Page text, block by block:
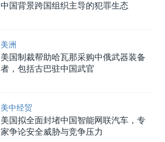
中国背景跨国组织主导的犯罪生态
美洲
美国制裁帮助哈瓦那采购中俄武器装备
者，包括古巴驻中国武官
美中经贸
美国拟全面封堵中国智能网联汽车，专
家争论安全威胁与竞争压力